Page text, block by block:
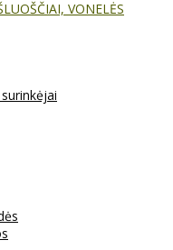
VONELĖS